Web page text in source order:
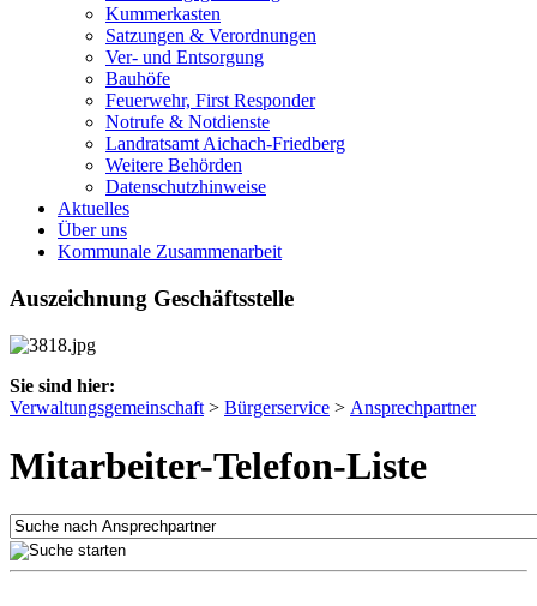
Kummerkasten
Satzungen & Verordnungen
Ver- und Entsorgung
Bauhöfe
Feuerwehr, First Responder
Notrufe & Notdienste
Landratsamt Aichach-Friedberg
Weitere Behörden
Datenschutzhinweise
Aktuelles
Über uns
Kommunale Zusammenarbeit
Auszeichnung Geschäftsstelle
Sie sind hier:
Verwaltungsgemeinschaft > Bürgerservice > Ansprechpartner
Mitarbeiter-Telefon-Liste